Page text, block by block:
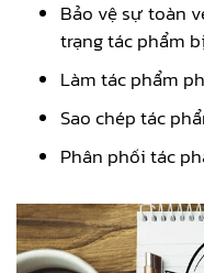
Bảo vệ sự toàn
trạng tác phẩm
Làm tác phẩm
Sao chép tác
Phân phối tác